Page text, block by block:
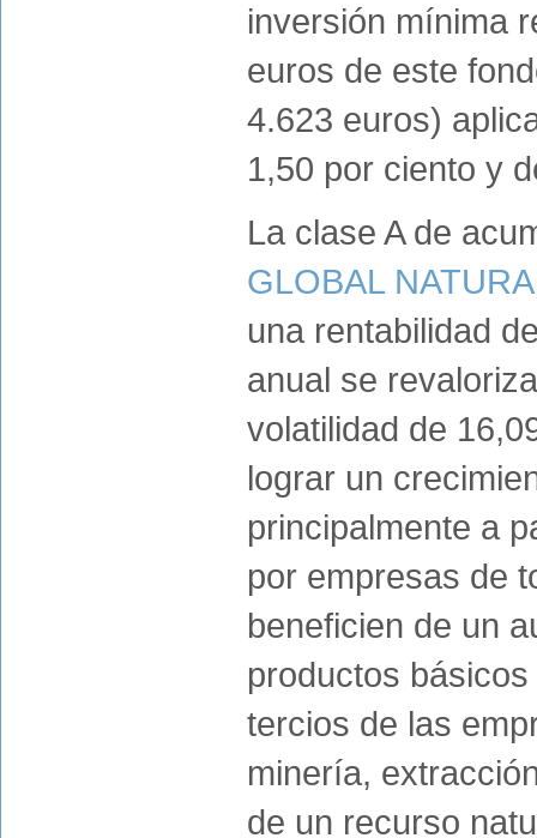
inversión mínima
euros de este
4.623 euros)
1,50 por ciento y
La clase A de
GLOBAL
una rentabilidad
anual se
volatilidad de
lograr un
principalmente a
por empresas de
beneficien de un
productos
tercios de las
minería,
de un recurso